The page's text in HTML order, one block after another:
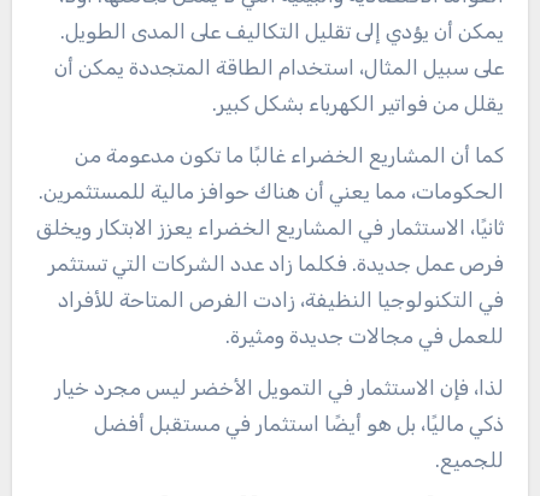
يمكن أن يؤدي إلى تقليل التكاليف على المدى الطويل.
على سبيل المثال، استخدام الطاقة المتجددة يمكن أن
يقلل من فواتير الكهرباء بشكل كبير.
كما أن المشاريع الخضراء غالبًا ما تكون مدعومة من
الحكومات، مما يعني أن هناك حوافز مالية للمستثمرين.
ثانيًا، الاستثمار في المشاريع الخضراء يعزز الابتكار ويخلق
فرص عمل جديدة. فكلما زاد عدد الشركات التي تستثمر
في التكنولوجيا النظيفة، زادت الفرص المتاحة للأفراد
للعمل في مجالات جديدة ومثيرة.
لذا، فإن الاستثمار في التمويل الأخضر ليس مجرد خيار
ذكي ماليًا، بل هو أيضًا استثمار في مستقبل أفضل
للجميع.